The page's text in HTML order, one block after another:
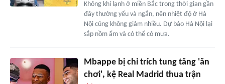
Không khí lạnh ở miền Bắc trong thời gian gần
đây thường yếu và ngắn, nên nhiệt độ ở Hà
Nội cũng không giảm nhiều. Dự báo Hà Nội lại
sắp nồm ẩm và có thể có mưa.
Mbappe bị chỉ trích tung tăng 'ăn
chơi', kệ Real Madrid thua trận